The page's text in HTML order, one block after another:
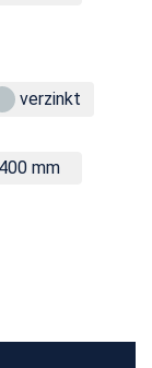
verzinkt
mm